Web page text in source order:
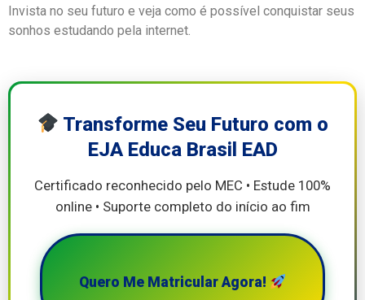
Invista no seu futuro e veja como é possível conquistar seus
sonhos estudando pela internet.
Transforme Seu Futuro com o
EJA Educa Brasil EAD
Certificado reconhecido pelo MEC • Estude 100%
online • Suporte completo do início ao fim
Quero Me Matricular Agora!